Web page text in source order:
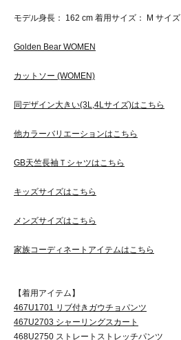
モデル身長： 162 cm 着用サイズ： M サイズ
Golden Bear WOMEN
カットソー (WOMEN)
同デザイン大きい(3L,4Lサイズ)はこちら
他カラーバリエーションはこちら
GB天竺長袖Ｔシャツはこちら
キッズサイズはこちら
メンズサイズはこちら
家族コーディネートアイテムはこちら
【着用アイテム】
467U1701 リブ付きガウチョパンツ
467U2703 シャーリングスカート
468U2750 ストレートストレッチパンツ